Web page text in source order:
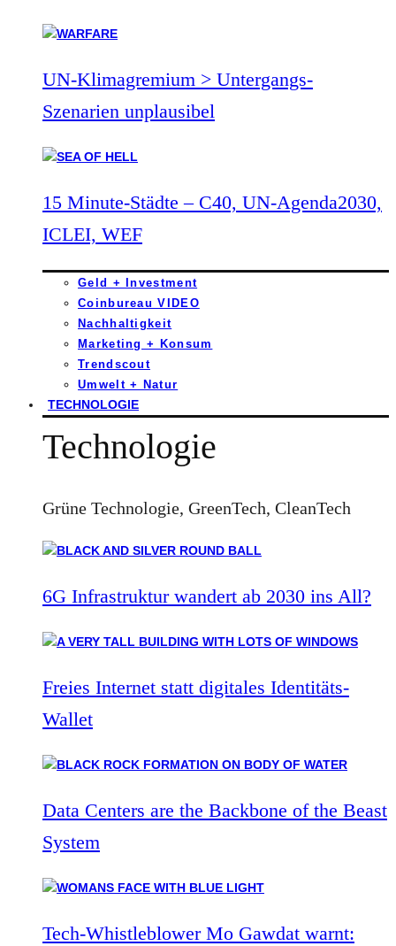
UN-Klimagremium > Untergangs-
Szenarien unplausibel
15 Minute-Städte – C40, UN-Agenda2030,
ICLEI, WEF
Geld + Investment
Coinbureau VIDEO
Nachhaltigkeit
Marketing + Konsum
Trendscout
Umwelt + Natur
TECHNOLOGIE
Technologie
Grüne Technologie, GreenTech, CleanTech
6G Infrastruktur wandert ab 2030 ins All?
Freies Internet statt digitales Identitäts-
Wallet
Data Centers are the Backbone of the Beast
System
Tech-Whistleblower Mo Gawdat warnt: